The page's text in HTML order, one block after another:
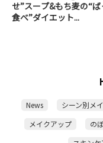
せ”スープ&もち麦の“ば
食べ”ダイエット...
News シーン別メ
メイクアップ
の